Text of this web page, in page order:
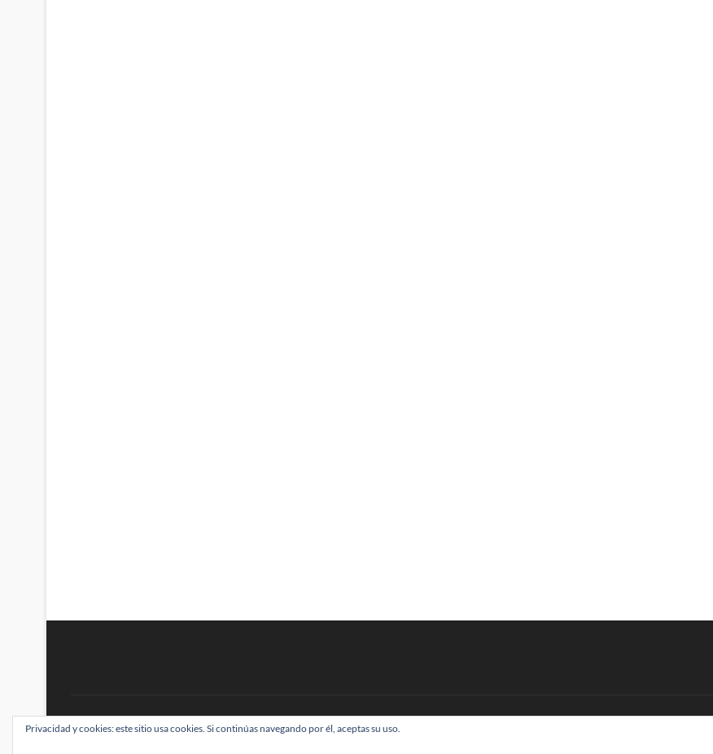
BRAINSTOMPING| Diseñado por:Theme Freesia|WordPress| © Todos los derechos reservados
Privacidad y cookies: este sitio usa cookies. Si continúas navegando por él, aceptas su uso.